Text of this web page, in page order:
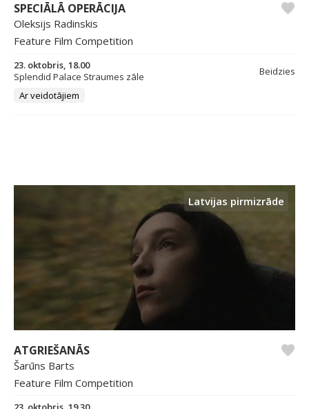
SPECIĀLĀ OPERĀCIJA
Oleksijs Radinskis
Feature Film Competition
23. oktobris, 18.00
Splendid Palace Straumes zāle
Beidzies
Ar veidotājiem
Latvijas pirmizrāde
ATGRIEŠANĀS
Šarūns Barts
Feature Film Competition